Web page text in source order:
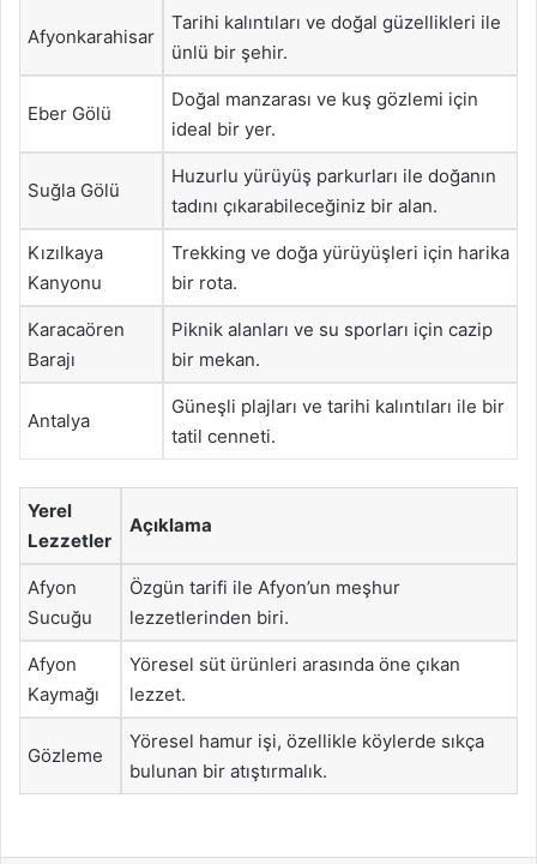
Afyonkarahisar
Tarihi kalıntıları ve doğal güzellikleri ile
ünlü bir şehir.
Eber Gölü
Doğal manzarası ve kuş gözlemi için
ideal bir yer.
Suğla Gölü
Huzurlu yürüyüş parkurları ile doğanın
tadını çıkarabileceğiniz bir alan.
Kızılkaya
Kanyonu
Trekking ve doğa yürüyüşleri için harika
bir rota.
Karacaören
Barajı
Piknik alanları ve su sporları için cazip
bir mekan.
Antalya
Güneşli plajları ve tarihi kalıntıları ile bir
tatil cenneti.
Yerel
Lezzetler
Açıklama
Afyon
Sucuğu
Özgün tarifi ile Afyon’un meşhur
lezzetlerinden biri.
Afyon
Kaymağı
Yöresel süt ürünleri arasında öne çıkan
lezzet.
Gözleme
Yöresel hamur işi, özellikle köylerde sıkça
bulunan bir atıştırmalık.